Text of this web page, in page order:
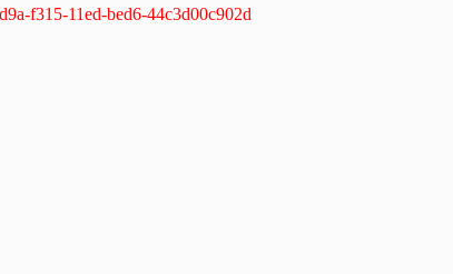
f315-11ed-bed6-44c3d00c902d